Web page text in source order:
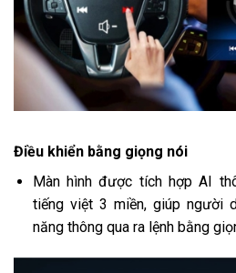
Điều khiển bằng giọng nói
Màn hình được tích hợp AI
tiếng việt 3 miền, giúp người
năng thông qua ra lệnh bằng